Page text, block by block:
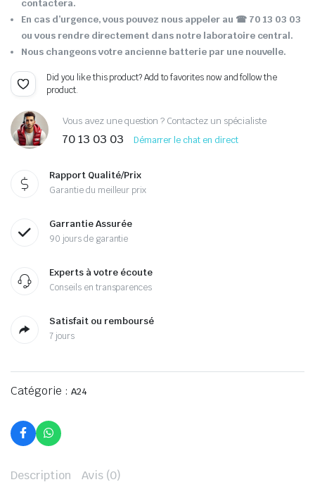
contactera.
En cas d’urgence, vous pouvez nous appeler au ☎ 70 13 03 03
ou vous rendre directement dans notre laboratoire central.
Nous changeons votre ancienne batterie par une nouvelle.
Did you like this product? Add to favorites now and follow the
product.
Vous avez une question ? Contactez un spécialiste
70 13 03 03 Démarrer le chat en direct
Rapport Qualité/Prix
Garantie du meilleur prix
Garrantie Assurée
90 jours de garantie
Experts à votre écoute
Conseils en transparences
Satisfait ou remboursé
7 jours
Catégorie : A24
Description Avis (0)